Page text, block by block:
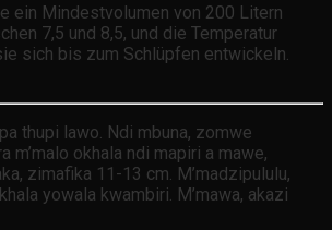
ein Mindestvolumen von 200 Litern
7,5 und 8,5, und die Temperatur
sich bis zum Schlüpfen entwickeln.
thupi lawo. Ndi mbuna, zomwe
m’malo okhala ndi mapiri a mawe,
zimafika 11-13 cm. M’madzipululu,
yowala kwambiri. M’mawa, akazi